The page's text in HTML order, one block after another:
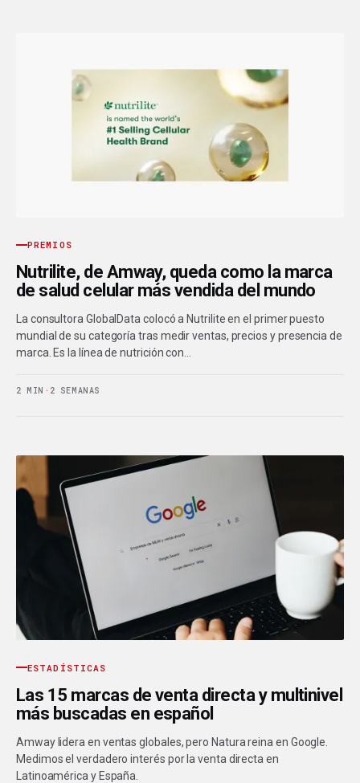
PREMIOS
Nutrilite, de Amway, queda como la marca
de salud celular más vendida del mundo
La consultora GlobalData colocó a Nutrilite en el primer puesto
mundial de su categoría tras medir ventas, precios y presencia de
marca. Es la línea de nutrición con…
2 MIN · 2 SEMANAS
ESTADÍSTICAS
Las 15 marcas de venta directa y multinivel
más buscadas en español
Amway lidera en ventas globales, pero Natura reina en Google.
Medimos el verdadero interés por la venta directa en
Latinoamérica y España.